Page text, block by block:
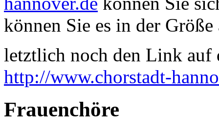
können Sie es in der
letztlich noch den Link auf
http://www.chorstadt-
Frauenchöre